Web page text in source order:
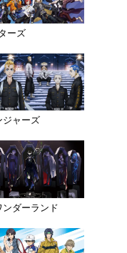
ーズ
ャーズ
ダーランド